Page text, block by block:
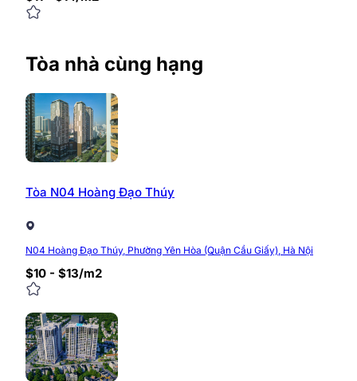
Tòa nhà cùng hạng
Tòa N04 Hoàng Đạo Thúy
N04 Hoàng Đạo Thúy, Phường Yên Hòa (Quận Cầu Giấy), Hà Nội
$10 - $13/m2